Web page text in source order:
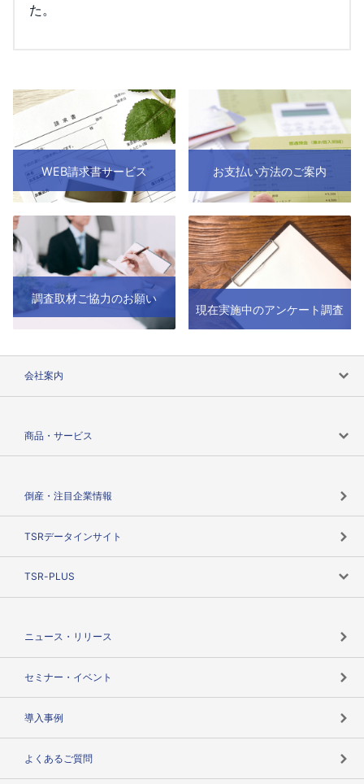
た。
WEB請求書サービス お支払い方法のご案内
調査取材ご協力のお願い
現在実施中のアンケート調査
会社案内
商品・サービス
倒産・注目企業情報
TSRデータインサイト
TSR-PLUS
ニュース・リリース
セミナー・イベント
導入事例
よくあるご質問